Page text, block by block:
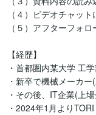
（４）ビデオチャッ
（５）アフターフォ
【経歴】
・首都圏内某大学 工
・新卒で機械メーカー
・その後、IT企業(上
・2024年1月より